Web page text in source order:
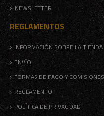
NEWSLETTER
REGLAMENTOS
INFORMACIÓN SOBRE LA TIENDA
ENVÍO
FORMAS DE PAGO Y COMISIONES
REGLAMENTO
POLÍTICA DE PRIVACIDAD